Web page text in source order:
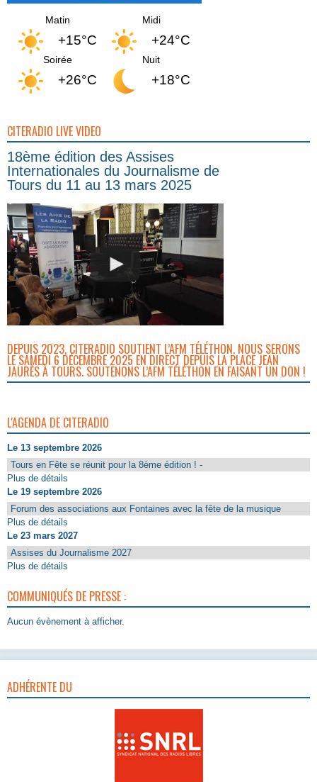
Matin
+15°C
Midi
+24°C
Soirée
+26°C
Nuit
+18°C
CITERADIO LIVE VIDEO
18ème édition des Assises
Internationales du Journalisme de
Tours du 11 au 13 mars 2025
DEPUIS 2023, CITERADIO SOUTIENT L’AFM TÉLÉTHON. NOUS SERONS
LE SAMEDI 6 DÉCEMBRE 2025 EN DIRECT DEPUIS LA PLACE JEAN
JAURÈS À TOURS. SOUTENONS L’AFM TÉLÉTHON EN FAISANT UN DON !
L'AGENDA DE CITERADIO
Le 13 septembre 2026
Tours en Fête se réunit pour la 8ème édition ! -
Plus de détails
Le 19 septembre 2026
Forum des associations aux Fontaines avec la fête de la musique
Plus de détails
Le 23 mars 2027
Assises du Journalisme 2027
Plus de détails
COMMUNIQUÉS DE PRESSE :
Aucun évènement à afficher.
ADHÉRENTE DU